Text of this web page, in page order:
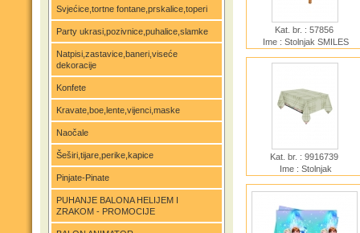
Svjećice,tortne fontane,prskalice,toperi
Party ukrasi,pozivnice,puhalice,slamke
Natpisi,zastavice,baneri,viseće
dekoracije
Konfete
Kravate,boe,lente,vijenci,maske
Naočale
Šeširi,tijare,perike,kapice
Pinjate-Pinate
PUHANJE BALONA HELIJEM I
ZRAKOM - PROMOCIJE
Kat. br. : 57856
Ime : Stolnjak SMILES
Kat. br. : 9916739
Ime : Stolnjak
PARTY 180x120cm